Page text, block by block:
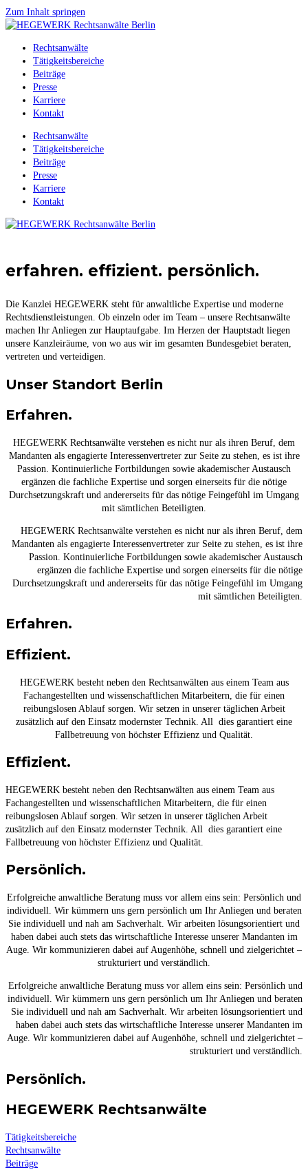
Zum Inhalt springen
Rechtsanwälte
Tätigkeitsbereiche
Beiträge
Presse
Karriere
Kontakt
Rechtsanwälte
Tätigkeitsbereiche
Beiträge
Presse
Karriere
Kontakt
erfahren. effizient. persönlich.
Die Kanzlei HEGEWERK steht für anwaltliche Expertise und moderne
Rechtsdienstleistungen. Ob einzeln oder im Team – unsere Rechtsanwälte
machen Ihr Anliegen zur Hauptaufgabe. Im Herzen der Hauptstadt liegen
unsere Kanzleiräume, von wo aus wir im gesamten Bundesgebiet beraten,
vertreten und verteidigen.
Unser Standort Berlin
Erfahren.
HEGEWERK Rechtsanwälte verstehen es nicht nur als ihren Beruf, dem
Mandanten als engagierte Interessenvertreter zur Seite zu stehen, es ist ihre
Passion. Kontinuierliche Fortbildungen sowie akademischer Austausch
ergänzen die fachliche Expertise und sorgen einerseits für die nötige
Durchsetzungskraft und andererseits für das nötige Feingefühl im Umgang
mit sämtlichen Beteiligten.
HEGEWERK Rechtsanwälte verstehen es nicht nur als ihren Beruf, dem
Mandanten als engagierte Interessenvertreter zur Seite zu stehen, es ist ihre
Passion. Kontinuierliche Fortbildungen sowie akademischer Austausch
ergänzen die fachliche Expertise und sorgen einerseits für die nötige
Durchsetzungskraft und andererseits für das nötige Feingefühl im Umgang
mit sämtlichen Beteiligten.
Erfahren.
Effizient.
HEGEWERK besteht neben den Rechtsanwälten aus einem Team aus
Fachangestellten und wissenschaftlichen Mitarbeitern, die für einen
reibungslosen Ablauf sorgen. Wir setzen in unserer täglichen Arbeit
zusätzlich auf den Einsatz modernster Technik. All dies garantiert eine
Fallbetreuung von höchster Effizienz und Qualität.
Effizient.
HEGEWERK besteht neben den Rechtsanwälten aus einem Team aus
Fachangestellten und wissenschaftlichen Mitarbeitern, die für einen
reibungslosen Ablauf sorgen. Wir setzen in unserer täglichen Arbeit
zusätzlich auf den Einsatz modernster Technik. All dies garantiert eine
Fallbetreuung von höchster Effizienz und Qualität.
Persönlich.
Erfolgreiche anwaltliche Beratung muss vor allem eins sein: Persönlich und
individuell. Wir kümmern uns gern persönlich um Ihr Anliegen und beraten
Sie individuell und nah am Sachverhalt. Wir arbeiten lösungsorientiert und
haben dabei auch stets das wirtschaftliche Interesse unserer Mandanten im
Auge. Wir kommunizieren dabei auf Augenhöhe, schnell und zielgerichtet –
strukturiert und verständlich.
Erfolgreiche anwaltliche Beratung muss vor allem eins sein: Persönlich und
individuell. Wir kümmern uns gern persönlich um Ihr Anliegen und beraten
Sie individuell und nah am Sachverhalt. Wir arbeiten lösungsorientiert und
haben dabei auch stets das wirtschaftliche Interesse unserer Mandanten im
Auge. Wir kommunizieren dabei auf Augenhöhe, schnell und zielgerichtet –
strukturiert und verständlich.
Persönlich.
HEGEWERK Rechtsanwälte
Tätigkeitsbereiche
Rechtsanwälte
Beiträge